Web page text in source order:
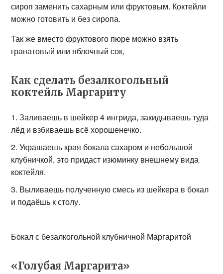
сироп заменить сахарным или фруктовым. Коктейли
можно готовить и без сиропа.
Так же вместо фруктового пюре можно взять
гранатовый или яблочный сок,
Как сделать безалкогольный
коктейль Маргариту
Заливаешь в шейкер 4 ингрида, закидываешь туда
лёд и взбиваешь всё хорошенечко.
Украшаешь края бокала сахаром и небольшой
клубничкой, это придаст изюминку внешнему вида
коктейля.
Выливаешь полученную смесь из шейкера в бокал
и подаёшь к столу.
Бокал с безалкогольной клубничной Маргаритой
«Голубая Маргарита»